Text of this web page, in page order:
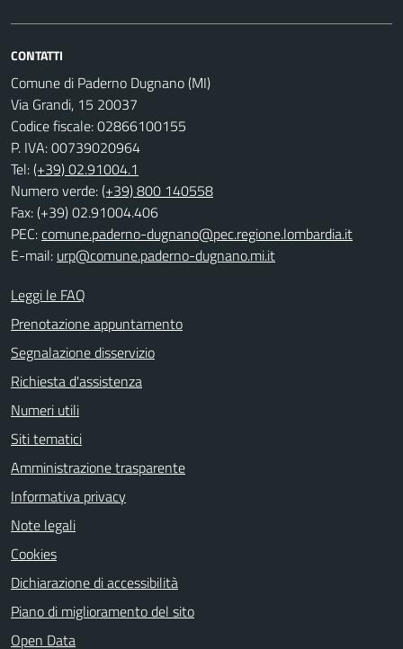
CONTATTI
Comune di Paderno Dugnano (MI)
Via Grandi, 15 20037
Codice fiscale: 02866100155
P. IVA: 00739020964
Tel:(+39) 02.91004.1
Numero verde:(+39) 800 140558
Fax: (+39) 02.91004.406
PEC:comune.paderno-dugnano@pec.regione.lombardia.it
E-mail: urp@comune.paderno-dugnano.mi.it
Leggi le FAQ
Prenotazione appuntamento
Segnalazione disservizio
Richiesta d'assistenza
Numeri utili
Siti tematici
Amministrazione trasparente
Informativa privacy
Note legali
Cookies
Dichiarazione di accessibilità
Piano di miglioramento del sito
Open Data